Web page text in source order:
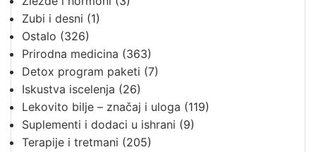
Zubi i desni (1)
Ostalo (326)
Prirodna medicina (363)
Detox program paketi (7)
Iskustva iscelenja (26)
Lekovito bilje – značaj i uloga (119)
Suplementi i dodaci u ishrani (9)
Terapije i tretmani (205)